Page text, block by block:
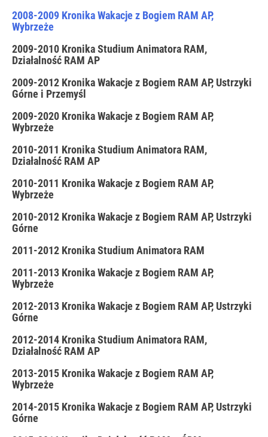
2008-2009 Kronika Wakacje z Bogiem RAM AP,
Wybrzeże
2009-2010 Kronika Studium Animatora RAM,
Działalność RAM AP
2009-2012 Kronika Wakacje z Bogiem RAM AP, Ustrzyki
Górne i Przemyśl
2009-2020 Kronika Wakacje z Bogiem RAM AP,
Wybrzeże
2010-2011 Kronika Studium Animatora RAM,
Działalność RAM AP
2010-2011 Kronika Wakacje z Bogiem RAM AP,
Wybrzeże
2010-2012 Kronika Wakacje z Bogiem RAM AP, Ustrzyki
Górne
2011-2012 Kronika Studium Animatora RAM
2011-2013 Kronika Wakacje z Bogiem RAM AP,
Wybrzeże
2012-2013 Kronika Wakacje z Bogiem RAM AP, Ustrzyki
Górne
2012-2014 Kronika Studium Animatora RAM,
Działalność RAM AP
2013-2015 Kronika Wakacje z Bogiem RAM AP,
Wybrzeże
2014-2015 Kronika Wakacje z Bogiem RAM AP, Ustrzyki
Górne